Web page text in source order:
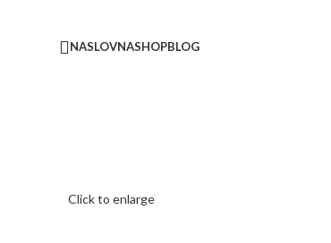
NASLOVNASHOPBLOG
Click to enlarge